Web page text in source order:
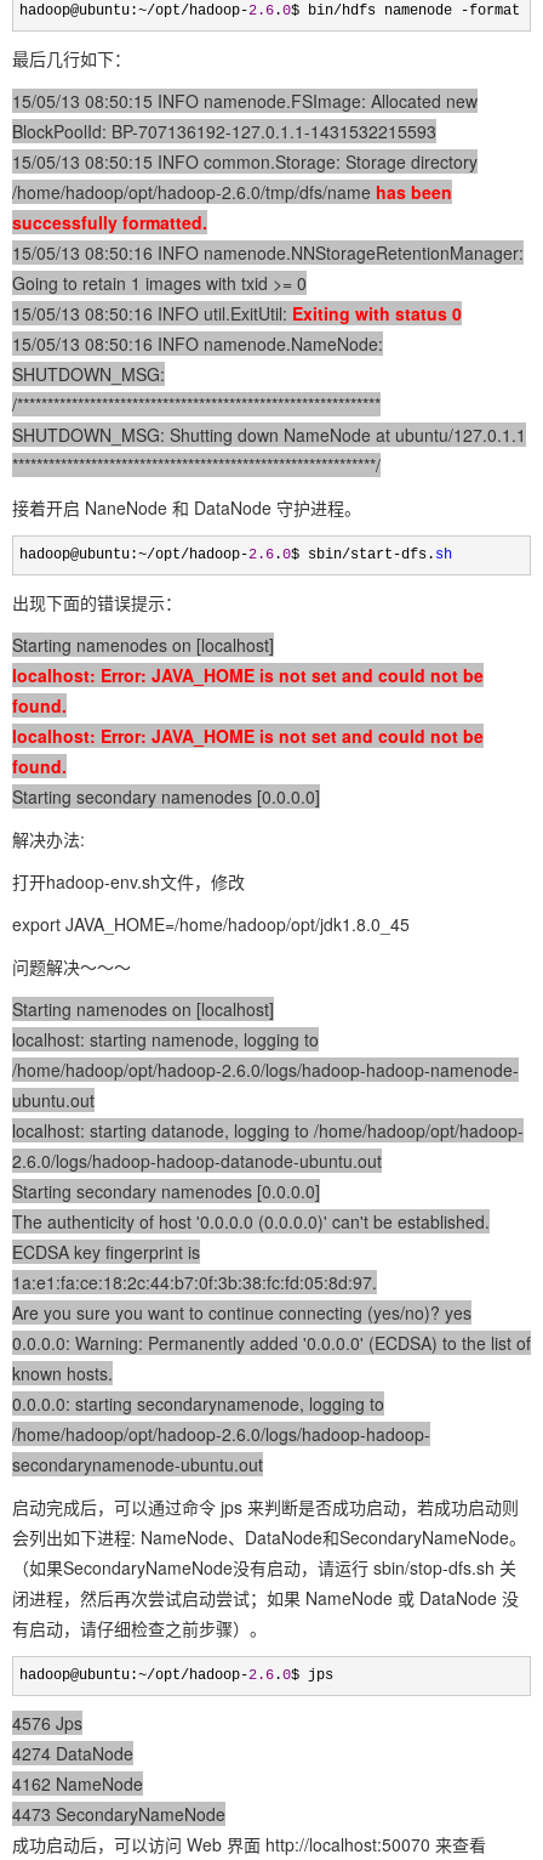
hadoop@ubuntu:~/opt/hadoop-2.6 .0$ bin/hdfs namenode -format
最后几行如下：
15/05/13 08:50:15 INFO namenode.FSImage: Allocated new
BlockPoolId: BP-707136192-127.0.1.1-1431532215593
15/05/13 08:50:15 INFO common.Storage: Storage directory
/home/hadoop/opt/hadoop-2.6.0/tmp/dfs/name has been
successfully formatted.
15/05/13 08:50:16 INFO namenode.NNStorageRetentionManager:
Going to retain 1 images with txid >= 0
15/05/13 08:50:16 INFO util.ExitUtil: Exiting with status 0
15/05/13 08:50:16 INFO namenode.NameNode:
SHUTDOWN_MSG:
/************************************************************
SHUTDOWN_MSG: Shutting down NameNode at ubuntu/127.0.1.1
************************************************************/
接着开启 NaneNode 和 DataNode 守护进程。
hadoop@ubuntu:~/opt/hadoop-2.6 .0$ sbin/start-dfs. sh
出现下面的错误提示：
Starting namenodes on [localhost]
localhost: Error: JAVA_HOME is not set and could not be
found.
localhost: Error: JAVA_HOME is not set and could not be
found.
Starting secondary namenodes [0.0.0.0]
解决办法:
打开hadoop-env.sh文件，修改
export JAVA_HOME=/home/hadoop/opt/jdk1.8.0_45
问题解决～～～
Starting namenodes on [localhost]
localhost: starting namenode, logging to
/home/hadoop/opt/hadoop-2.6.0/logs/hadoop-hadoop-namenode-
ubuntu.out
localhost: starting datanode, logging to /home/hadoop/opt/hadoop-
2.6.0/logs/hadoop-hadoop-datanode-ubuntu.out
Starting secondary namenodes [0.0.0.0]
The authenticity of host '0.0.0.0 (0.0.0.0)' can't be established.
ECDSA key fingerprint is
1a:e1:fa:ce:18:2c:44:b7:0f:3b:38:fc:fd:05:8d:97.
Are you sure you want to continue connecting (yes/no)? yes
0.0.0.0: Warning: Permanently added '0.0.0.0' (ECDSA) to the list of
known hosts.
0.0.0.0: starting secondarynamenode, logging to
/home/hadoop/opt/hadoop-2.6.0/logs/hadoop-hadoop-
secondarynamenode-ubuntu.out
启动完成后，可以通过命令 jps 来判断是否成功启动，若成功启动则
会列出如下进程: NameNode、 DataNode和SecondaryNameNode。
（如果SecondaryNameNode没有启动，请运行 sbin/stop-dfs.sh 关
闭进程，然后再次尝试启动尝试；如果 NameNode 或 DataNode 没
有启动，请仔细检查之前步骤）。
hadoop@ubuntu:~/opt/hadoop-2.6 .0$ jps
4576 Jps
4274 DataNode
4162 NameNode
4473 SecondaryNameNode
成功启动后，可以访问 Web 界面 http://localhost:50070 来查看